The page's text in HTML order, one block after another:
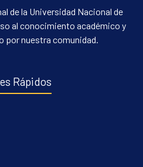
de la Universidad Nacional de
al conocimiento académico y
por nuestra comunidad.
Rápidos